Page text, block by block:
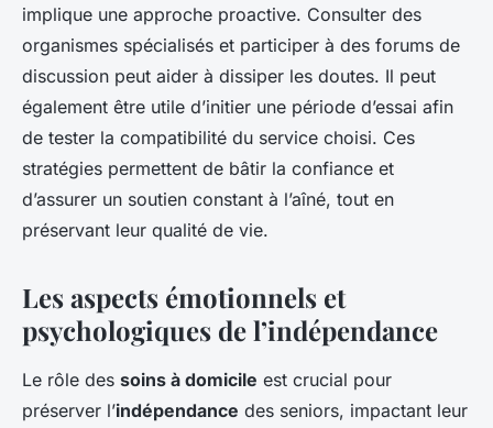
implique une approche proactive. Consulter des
organismes spécialisés et participer à des forums de
discussion peut aider à dissiper les doutes. Il peut
également être utile d’initier une période d’essai afin
de tester la compatibilité du service choisi. Ces
stratégies permettent de bâtir la confiance et
d’assurer un soutien constant à l’aîné, tout en
préservant leur qualité de vie.
Les aspects émotionnels et
psychologiques de l’indépendance
Le rôle des soins à domicile est crucial pour
préserver l’indépendance des seniors, impactant leur